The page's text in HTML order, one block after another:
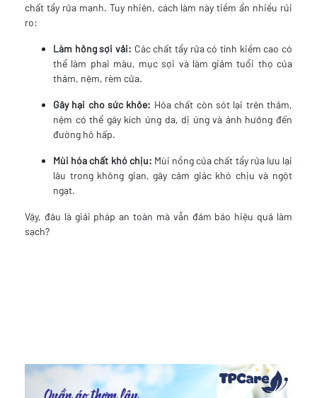
chất tẩy rửa mạnh. Tuy nhiên, cách làm này tiềm ẩn nhiều rủi
ro:
Làm hỏng sợi vải: Các chất tẩy rửa có tính kiềm cao có
thể làm phai màu, mục sợi và làm giảm tuổi thọ của
thảm, nệm, rèm cửa.
Gây hại cho sức khỏe: Hóa chất còn sót lại trên thảm,
nệm có thể gây kích ứng da, dị ứng và ảnh hưởng đến
đường hô hấp.
Mùi hóa chất khó chịu: Mùi nồng của chất tẩy rửa lưu lại
lâu trong không gian, gây cảm giác khó chịu và ngột
ngạt.
Vậy, đâu là giải pháp an toàn mà vẫn đảm bảo hiệu quả làm
sạch?